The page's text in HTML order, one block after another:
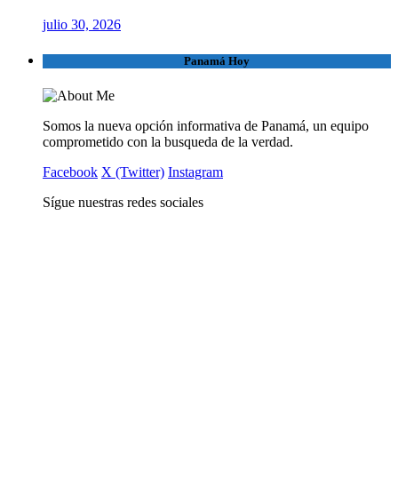
julio 30, 2026
Panamá Hoy
Somos la nueva opción informativa de Panamá, un equipo
comprometido con la busqueda de la verdad.
Facebook X (Twitter) Instagram
Sígue nuestras redes sociales